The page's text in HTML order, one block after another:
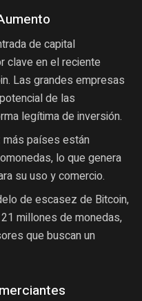
de capital
clave en el reciente
Las grandes empresas
de las
legítima de inversión.
más países están
lo que genera
su uso y comercio.
de escasez de Bitcoin,
millones de monedas,
que buscan un